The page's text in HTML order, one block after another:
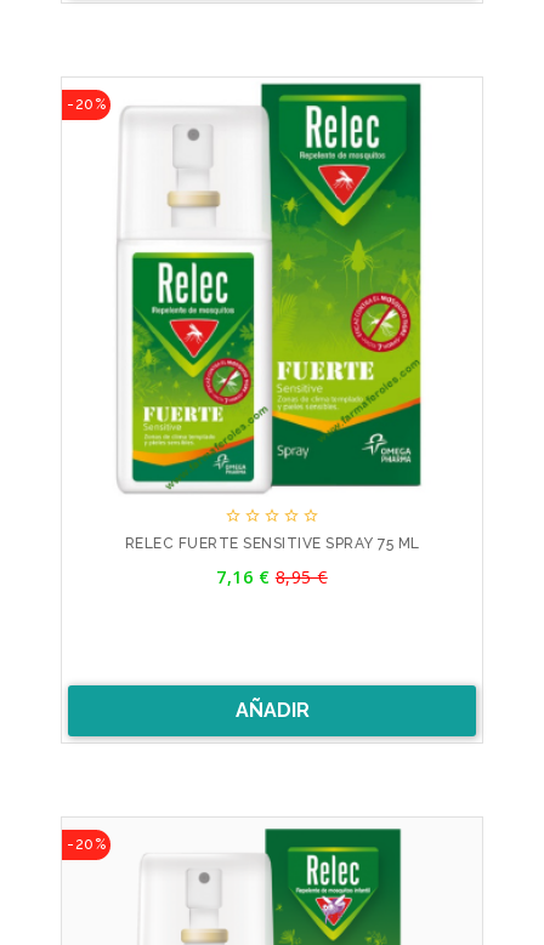
    
RELEC FUERTE SENSITIVE SPRAY 75 ML
7,16 €Precio
8,95 €
-20%
AÑADIR
-20%